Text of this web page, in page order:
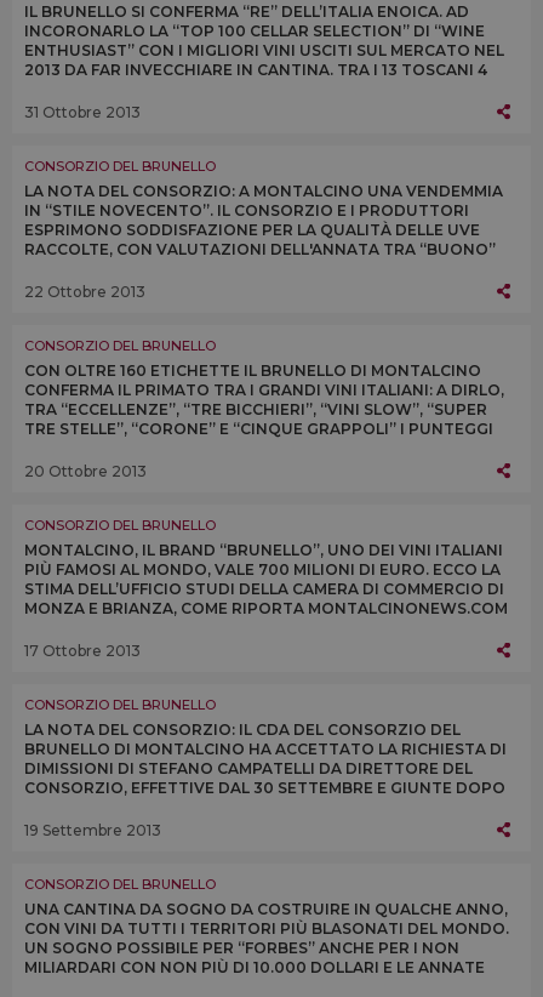
IL BRUNELLO SI CONFERMA “RE” DELL’ITALIA ENOICA. AD
INCORONARLO LA “TOP 100 CELLAR SELECTION” DI “WINE
ENTHUSIAST” CON I MIGLIORI VINI USCITI SUL MERCATO NEL
2013 DA FAR INVECCHIARE IN CANTINA. TRA I 13 TOSCANI 4
31 Ottobre 2013
CONSORZIO DEL BRUNELLO
LA NOTA DEL CONSORZIO: A MONTALCINO UNA VENDEMMIA
IN “STILE NOVECENTO”. IL CONSORZIO E I PRODUTTORI
ESPRIMONO SODDISFAZIONE PER LA QUALITÀ DELLE UVE
RACCOLTE, CON VALUTAZIONI DELL'ANNATA TRA “BUONO”
22 Ottobre 2013
CONSORZIO DEL BRUNELLO
CON OLTRE 160 ETICHETTE IL BRUNELLO DI MONTALCINO
CONFERMA IL PRIMATO TRA I GRANDI VINI ITALIANI: A DIRLO,
TRA “ECCELLENZE”, “TRE BICCHIERI”, “VINI SLOW”, “SUPER
TRE STELLE”, “CORONE” E “CINQUE GRAPPOLI” I PUNTEGGI
20 Ottobre 2013
CONSORZIO DEL BRUNELLO
MONTALCINO, IL BRAND “BRUNELLO”, UNO DEI VINI ITALIANI
PIÙ FAMOSI AL MONDO, VALE 700 MILIONI DI EURO. ECCO LA
STIMA DELL’UFFICIO STUDI DELLA CAMERA DI COMMERCIO DI
MONZA E BRIANZA, COME RIPORTA MONTALCINONEWS.COM
17 Ottobre 2013
CONSORZIO DEL BRUNELLO
LA NOTA DEL CONSORZIO: IL CDA DEL CONSORZIO DEL
BRUNELLO DI MONTALCINO HA ACCETTATO LA RICHIESTA DI
DIMISSIONI DI STEFANO CAMPATELLI DA DIRETTORE DEL
CONSORZIO, EFFETTIVE DAL 30 SETTEMBRE E GIUNTE DOPO
19 Settembre 2013
CONSORZIO DEL BRUNELLO
UNA CANTINA DA SOGNO DA COSTRUIRE IN QUALCHE ANNO,
CON VINI DA TUTTI I TERRITORI PIÙ BLASONATI DEL MONDO.
UN SOGNO POSSIBILE PER “FORBES” ANCHE PER I NON
MILIARDARI CON NON PIÙ DI 10.000 DOLLARI E LE ANNATE